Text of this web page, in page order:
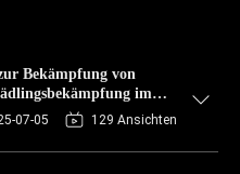
Bekämpfung von
im
07-05 129 Ansichten